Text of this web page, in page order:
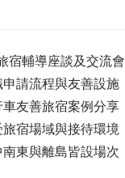
宿輔導座談及交流會
請流程與友善設施
友善旅宿案例分享
宿場域與接待環境
東與離島皆設場次